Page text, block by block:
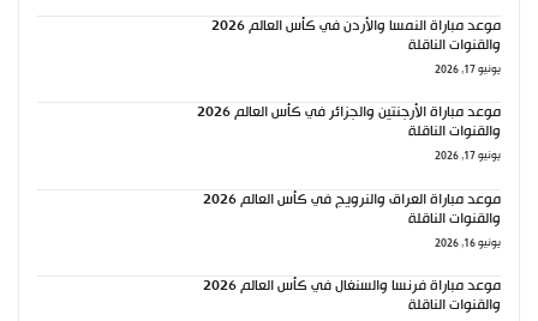
موعد مباراة النمسا والأردن في كأس العالم 2026
والقنوات الناقلة
يونيو 17, 2026
موعد مباراة الأرجنتين والجزائر في كأس العالم 2026
والقنوات الناقلة
يونيو 17, 2026
موعد مباراة العراق والنرويج في كأس العالم 2026
والقنوات الناقلة
يونيو 16, 2026
موعد مباراة فرنسا والسنغال في كأس العالم 2026
والقنوات الناقلة